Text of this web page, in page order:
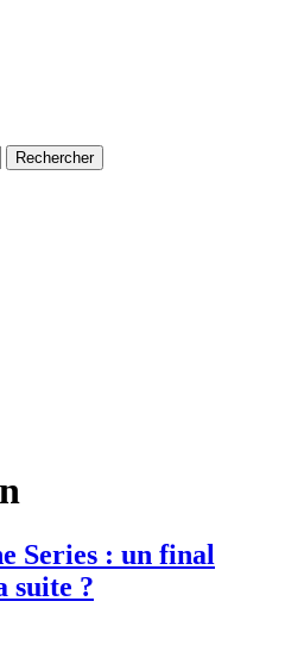
films
Series : un final
suite ?